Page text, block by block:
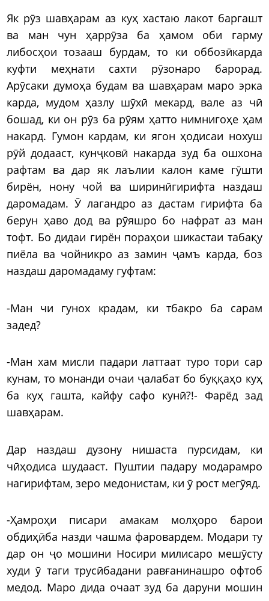
Як рӯз шавҳарам аз куҳ хастаю лакот баргашт
ва ман чун ҳаррӯза ба ҳамом оби гарму
либосҳои тозааш бурдам, то ки оббозӣкарда
куфти меҳнати сахти рӯзонаро барорад.
Арӯсаки думоҳа будам ва шавҳарам маро эрка
карда, мудом ҳазлу шӯхӣ мекард, вале аз чӣ
бошад, ки он рӯз ба рӯям ҳатто нимнигоҳе ҳам
накард. Гумон кардам, ки ягон ҳодисаи нохуш
рӯй додааст, кунҷковӣ накарда зуд ба ошхона
рафтам ва дар як лаълии калон каме гӯшти
бирён, нону чой ва ширинӣгирифта наздаш
даромадам. Ӯ лагандро аз дастам гирифта ба
берун ҳаво дод ва рӯяшро бо нафрат аз ман
тофт. Бо дидаи гирён пораҳои шикастаи табақу
пиёла ва чойникро аз замин ҷамъ карда, боз
наздаш даромадаму гуфтам:
-Ман чи гунох крадам, ки тбакро ба сарам
задед?
-Ман хам мисли падари латтаат туро тори сар
кунам, то монанди очаи ҷалабат бо буққаҳо куҳ
ба куҳ гашта, кайфу сафо кунӣ?!- Фарёд зад
шавҳарам.
Дар наздаш дузону нишаста пурсидам, ки
чӣҳодиса шудааст. Пуштии падару модарамро
нагирифтам, зеро медонистам, ки ӯ рост мегӯяд.
-Ҳамроҳи писари амакам молҳоро барои
обдиҳӣба назди чашма фаровардем. Модари ту
дар он ҷо мошини Носири милисаро мешӯсту
худи ӯ таги трусӣбадани равғанинашро офтоб
медод. Маро дида очаат зуд ба даруни мошин